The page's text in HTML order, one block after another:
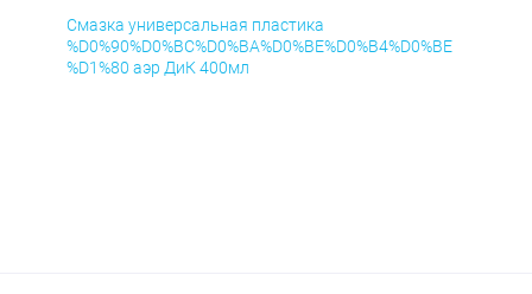
Смазка универсальная пластика
%D0%90%D0%BC%D0%BA%D0%BE%D0%B4%D0%BE
%D1%80 аэр ДиК 400мл